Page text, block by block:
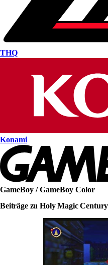
THQ
Konami
GameBoy / GameBoy Color
Beiträge zu Holy Magic Century